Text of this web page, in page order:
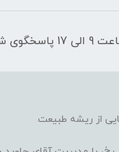
هستیم
از ریشه طبیعت